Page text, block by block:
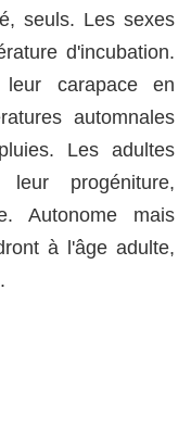
seuls. Les sexes
d'incubation.
carapace en
automnales
Les adultes
progéniture,
Autonome mais
à l'âge adulte,